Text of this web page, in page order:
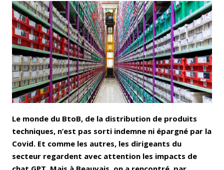
Email Facebook LinkedIn
Bluesky Whatsapp
Le monde du BtoB, de la distribution de produits
techniques, n’est pas sorti indemne ni épargné par la
Covid. Et comme les autres, les dirigeants du
secteur regardent avec attention les impacts de